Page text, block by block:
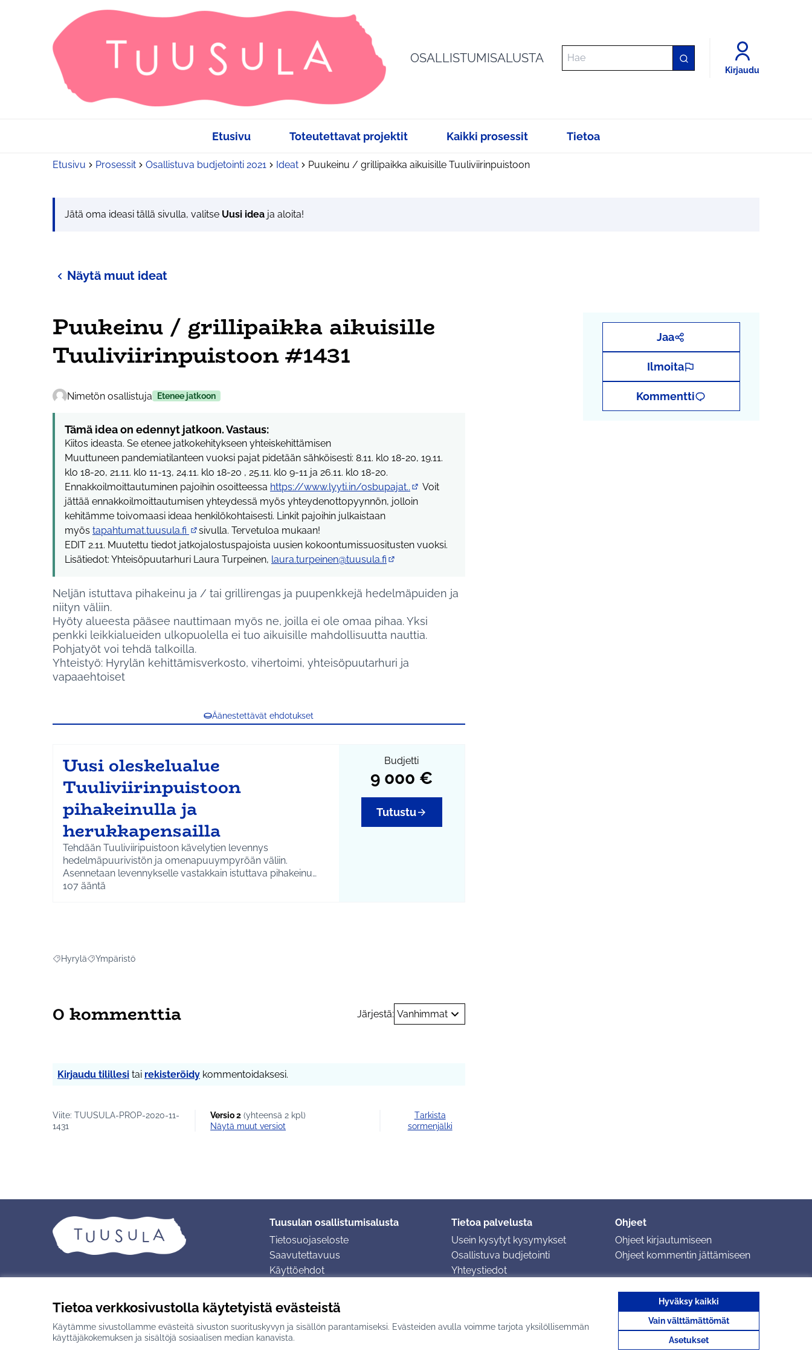
Tietoa verkkosivustolla käytetyistä evästeistä
Käytämme sivustollamme evästeitä sivuston suorituskyvyn ja sisällön parantamiseksi. Evästeiden avulla voimme tarjota yksilöllisemmän
käyttäjäkokemuksen ja sisältöjä sosiaalisen median kanavista.
Hyväksy kaikki
Vain välttämättömät
Asetukset
OSALLISTUMISALUSTA
Kirjaudu
Etusivu Toteutettavat projektit Kaikki prosessit Tietoa
Etusivu Prosessit Osallistuva budjetointi 2021 Ideat Puukeinu / grillipaikka aikuisille Tuuliviirinpuistoon
Jätä oma ideasi tällä sivulla, valitse Uusi idea ja aloita!
Näytä muut ideat
Puukeinu / grillipaikka aikuisille
Tuuliviirinpuistoon #1431
Nimetön osallistuja Etenee jatkoon
Tämä idea on edennyt jatkoon. Vastaus:
Kiitos ideasta. Se etenee jatkokehitykseen yhteiskehittämisen
Muuttuneen pandemiatilanteen vuoksi pajat pidetään sähköisesti: 8.11. klo 18-20, 19.11.
klo 18-20, 21.11. klo 11-13, 24.11. klo 18-20 , 25.11. klo 9-11 ja 26.11. klo 18-20.
Ennakkoilmoittautuminen pajoihin osoitteessa https://www.lyyti.in/osbupajat..
(Ulkoinen linkki)
Voit
jättää ennakkoilmoittautumisen yhteydessä myös yhteydenottopyynnön, jolloin
kehitämme toivomaasi ideaa henkilökohtaisesti. Linkit pajoihin julkaistaan
myös tapahtumat.tuusula.fi
(Ulkoinen linkki)
sivulla. Tervetuloa mukaan!
EDIT 2.11. Muutettu tiedot jatkojalostuspajoista uusien kokoontumissuositusten vuoksi.
Lisätiedot: Yhteisöpuutarhuri Laura Turpeinen, laura.turpeinen@tuusula.fi
Neljän istuttava pihakeinu ja / tai grillirengas ja puupenkkejä hedelmäpuiden ja
niityn väliin.
Hyöty alueesta pääsee nauttimaan myös ne, joilla ei ole omaa pihaa. Yksi
penkki leikkialueiden ulkopuolella ei tuo aikuisille mahdollisuutta nauttia.
Pohjatyöt voi tehdä talkoilla.
Yhteistyö: Hyrylän kehittämisverkosto, vihertoimi, yhteisöpuutarhuri ja
vapaaehtoiset
Äänestettävät ehdotukset
Uusi oleskelualue
Tuuliviirinpuistoon
pihakeinulla ja
herukkapensailla
Tehdään Tuuliviiripuistoon kävelytien levennys
hedelmäpuurivistön ja omenapuuympyröän väliin.
Asennetaan levennykselle vastakkain istuttava pihakeinu
(esteetön) ja roska-astia. Reunustetaan alue esimerkiksi
107 ääntä
Budjetti
9 000 €
Tutustu
Rajaa tulokset aihepiirin mukaan: Hyrylä
Hyrylä Rajaa tulokset teeman mukaan: Ympäristö
Ympäristö
Jaa
Ilmoita
Kommentti
0 kommenttia Järjestä: Vanhimmat
Kirjaudu tilillesi tai rekisteröidy kommentoidaksesi.
Viite: TUUSULA-PROP-2020-11-
1431
Versio 2 (yhteensä 2 kpl)
näytä muut versiot
Tarkista
sormenjälki
Tuusulan osallistumisalusta
Tietosuojaseloste
Saavutettavuus
Käyttöehdot
Tietoa palvelusta
Usein kysytyt kysymykset
Osallistuva budjetointi
Yhteystiedot
Ohjeet
Ohjeet kirjautumiseen
Ohjeet kommentin jättämiseen
Creative Commons -lisenssi
(Ulkoinen linkki)Verkkosivusto luotuvapaan ohjelmiston avulla.